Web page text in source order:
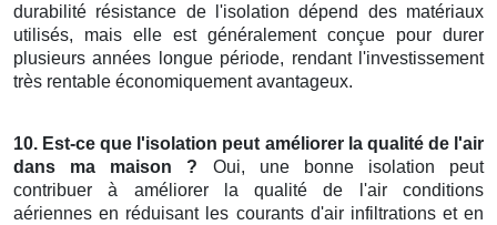
durabilité résistance de l'isolation dépend des matériaux
utilisés, mais elle est généralement conçue pour durer
plusieurs années longue période, rendant l'investissement
très rentable économiquement avantageux.
10. Est-ce que l'isolation peut améliorer la qualité de l'air
dans ma maison ? Oui, une bonne isolation peut
contribuer à améliorer la qualité de l'air conditions
aériennes en réduisant les courants d'air infiltrations et en